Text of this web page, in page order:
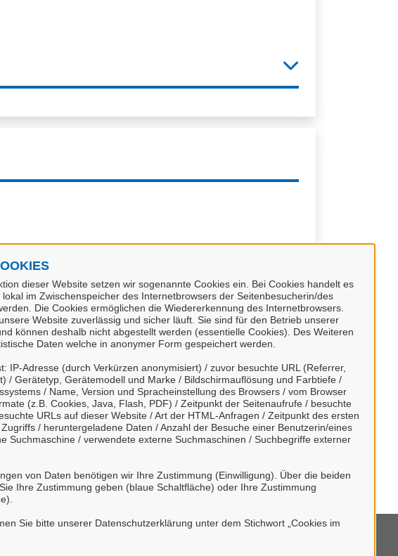
dieser Website setzen wir sogenannte Cookies ein. Bei Cookies handelt es
im Zwischenspeicher des Internetbrowsers der Seitenbesucherin/des
Die Cookies ermöglichen die Wiedererkennung des Internetbrowsers.
Website zuverlässig und sicher läuft. Sie sind für den Betrieb unserer
können deshalb nicht abgestellt werden (essentielle Cookies). Des Weiteren
Daten welche in anonymer Form gespeichert werden.
IP-Adresse (durch Verkürzen anonymisiert) / zuvor besuchte URL (Referrer,
/ Gerätetyp, Gerätemodell und Marke / Bildschirmauflösung und Farbtiefe /
/ Name, Version und Spracheinstellung des Browsers / vom Browser
(z.B. Cookies, Java, Flash, PDF) / Zeitpunkt der Seitenaufrufe / besuchte
URLs auf dieser Website / Art der HTML-Anfragen / Zeitpunkt des ersten
/ heruntergeladene Daten / Anzahl der Besuche einer Benutzerin/eines
Suchmaschine / verwendete externe Suchmaschinen / Suchbegriffe externer
von Daten benötigen wir Ihre Zustimmung (Einwilligung). Über die beiden
Ihre Zustimmung geben (blaue Schaltfläche) oder Ihre Zustimmung
Sie bitte unserer Datenschutzerklärung unter dem Stichwort „Cookies im
(VwVfG) möglich.
zur Kenntnis genommen und willigen der